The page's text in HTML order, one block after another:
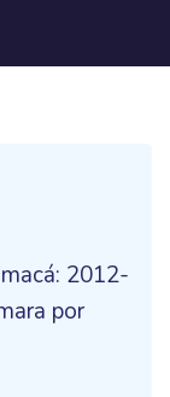
2012-
por